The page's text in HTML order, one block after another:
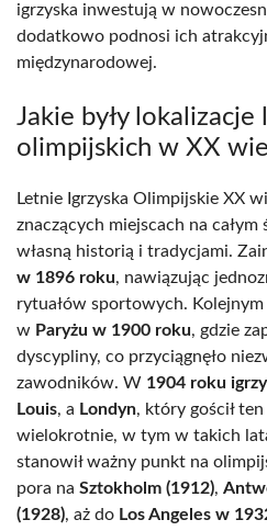
igrzyska inwestują w
dodatkowo podnosi ich
międzynarodowej.
Jakie były
olimpijskich w XX
Letnie Igrzyska Olimpijskie XX
znaczących miejscach na całym
własną historią i tradycjami.
w 1896 roku, nawiązując
rytuałów sportowych.
w Paryżu w 1900 roku, gdzie
dyscypliny, co przyciągnęło
zawodników. W 1904 roku
Louis, a Londyn, który gościł
wielokrotnie, w tym w takich
stanowił ważny punkt na
pora na Sztokholm (1912),
(1928), aż do Los Angeles w